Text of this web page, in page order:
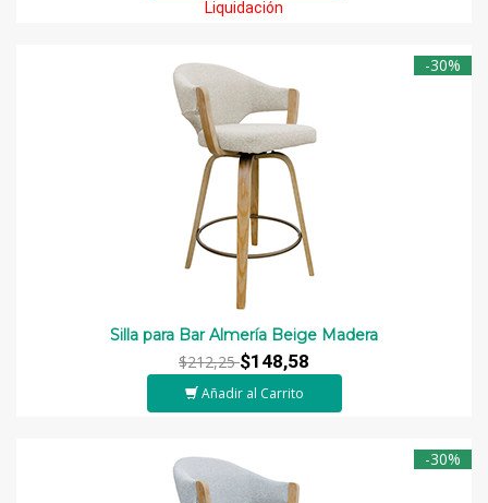
Liquidación
-30%
Silla para Bar Almería Beige Madera
$212,25$148,58
Añadir al Carrito
-30%